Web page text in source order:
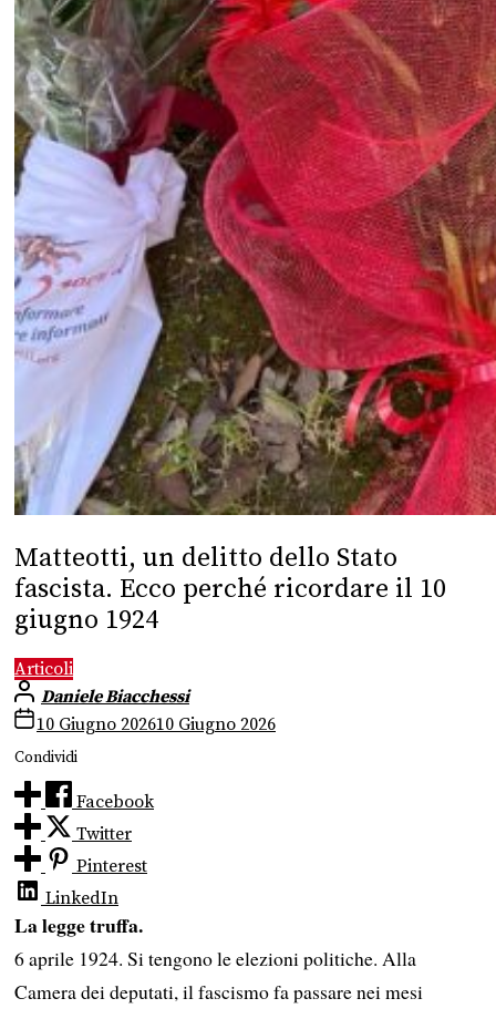
Matteotti, un delitto dello Stato
fascista. Ecco perché ricordare il 10
giugno 1924
Articoli
Daniele Biacchessi
10 Giugno 202610 Giugno 2026
Condividi
Facebook
Twitter
Pinterest
LinkedIn
La legge truffa.
6 aprile 1924. Si tengono le elezioni politiche. Alla
Camera dei deputati, il fascismo fa passare nei mesi